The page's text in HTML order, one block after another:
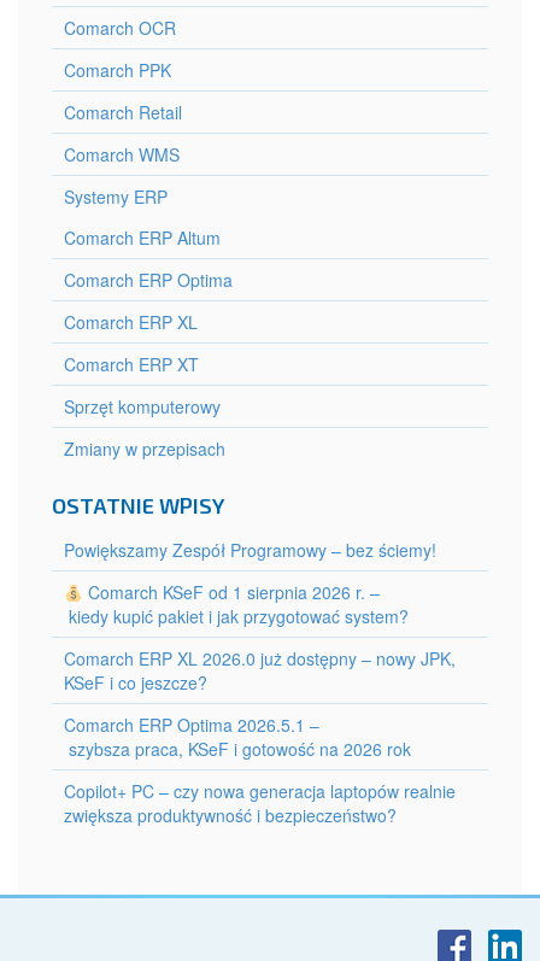
Comarch OCR
Comarch PPK
Comarch Retail
Comarch WMS
Systemy ERP
Comarch ERP Altum
Comarch ERP Optima
Comarch ERP XL
Comarch ERP XT
Sprzęt komputerowy
Zmiany w przepisach
OSTATNIE WPISY
Powiększamy Zespół Programowy – bez ściemy!
Comarch KSeF od 1 sierpnia 2026 r. –
kiedy kupić pakiet i jak przygotować system?
Comarch ERP XL 2026.0 już dostępny – nowy JPK,
KSeF i co jeszcze?
Comarch ERP Optima 2026.5.1 –
szybsza praca, KSeF i gotowość na 2026 rok
Copilot+ PC – czy nowa generacja laptopów realnie
zwiększa produktywność i bezpieczeństwo?